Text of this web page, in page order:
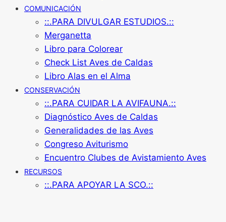
COMUNICACIÓN
::.PARA DIVULGAR ESTUDIOS.::
Merganetta
Libro para Colorear
Check List Aves de Caldas
Libro Alas en el Alma
CONSERVACIÓN
::.PARA CUIDAR LA AVIFAUNA.::
Diagnóstico Aves de Caldas
Generalidades de las Aves
Congreso Aviturismo
Encuentro Clubes de Avistamiento Aves
RECURSOS
::.PARA APOYAR LA SCO.::